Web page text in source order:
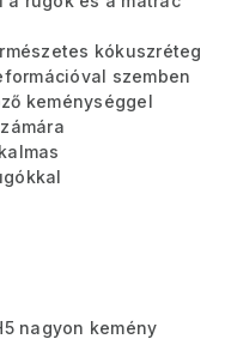
kókuszréteg
szemben
keménységgel
nagyon kemény